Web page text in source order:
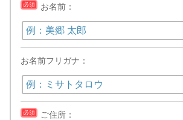
必須 お名前：
お名前フリガナ：
必須 ご住所：